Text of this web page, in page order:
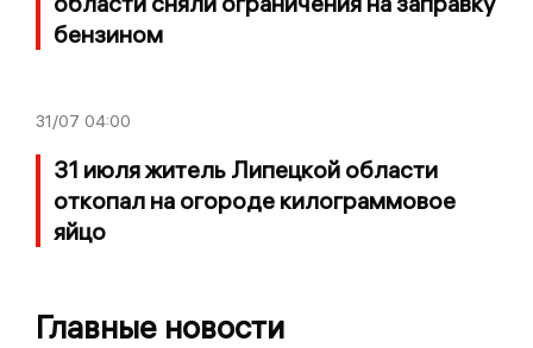
бензином
31/07 04:00
31 июля житель Липецкой области
откопал на огороде килограммовое
яйцо
Главные новости